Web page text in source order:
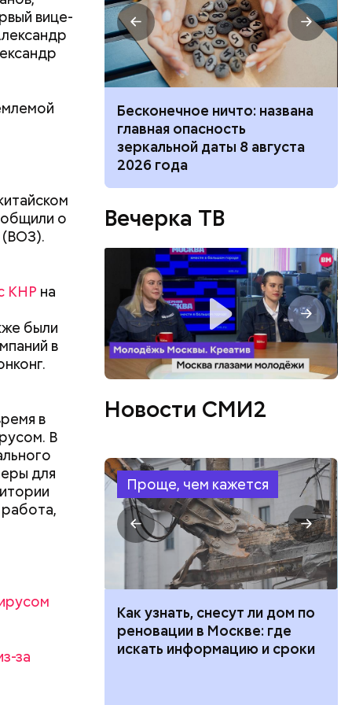
вице-
о
(ВОЗ).
КНР на
были
в
в
В
для
за
I
элит
1812
в
чего не
сможет
16
и
блюдо по-
Бесконечное ничто: названа
главная опасность
зеркальной даты 8 августа
2026 года
Вечерка ТВ
Новости СМИ2
Проще, чем кажется
тысяч
нужны
Как узнать, снесут ли дом по
реновации в Москве: где
искать информацию и сроки